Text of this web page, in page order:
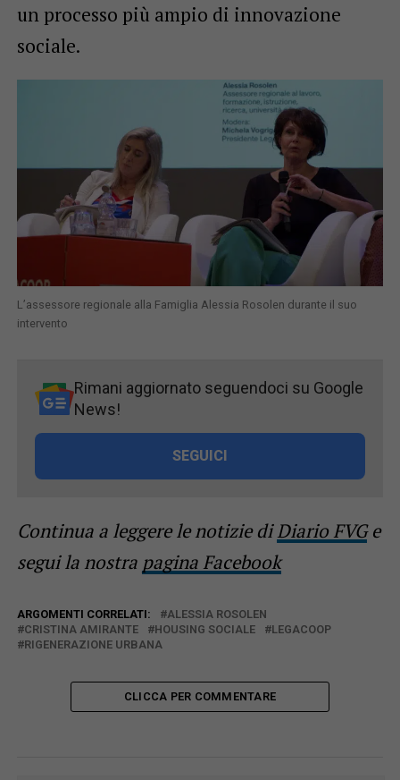
un processo più ampio di innovazione
sociale.
L’assessore regionale alla Famiglia Alessia Rosolen durante il suo
intervento
Rimani aggiornato seguendoci su Google
News!
SEGUICI
Continua a leggere le notizie diDiario FVGe
segui la nostra pagina Facebook
ARGOMENTI CORRELATI:
ALESSIA ROSOLEN
CRISTINA AMIRANTE
HOUSING SOCIALE
LEGACOOP
RIGENERAZIONE URBANA
CLICCA PER COMMENTARE